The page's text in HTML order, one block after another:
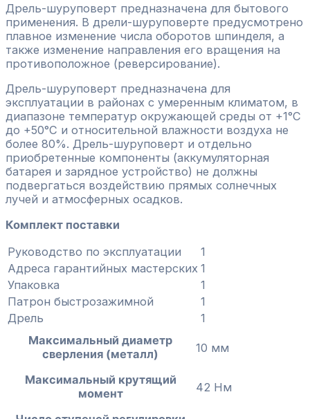
Дрель-шуруповерт предназначена для бытового
применения. В дрели-шуруповерте предусмотрено
плавное изменение числа оборотов шпинделя, а
также изменение направления его вращения на
противоположное (реверсирование).
Дрель-шуруповерт предназначена для
эксплуатации в районах с умеренным климатом, в
диапазоне температур окружающей среды от +1°С
до +50°С и относительной влажности воздуха не
более 80%. Дрель-шуруповерт и отдельно
приобретенные компоненты (аккумуляторная
батарея и зарядное устройство) не должны
подвергаться воздействию прямых солнечных
лучей и атмосферных осадков.
Комплект поставки
Руководство по эксплуатации
1
Адреса гарантийных мастерских 1
Упаковка
1
Патрон быстрозажимной
1
Дрель
1
Максимальный диаметр
сверления (металл)
10 мм
Максимальный крутящий
момент
42 Нм